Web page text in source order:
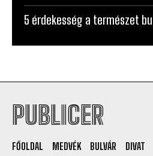
5 érdekesség a természet
PUBLICER
FŐOLDAL MEDVÉK BULVÁR DIVAT